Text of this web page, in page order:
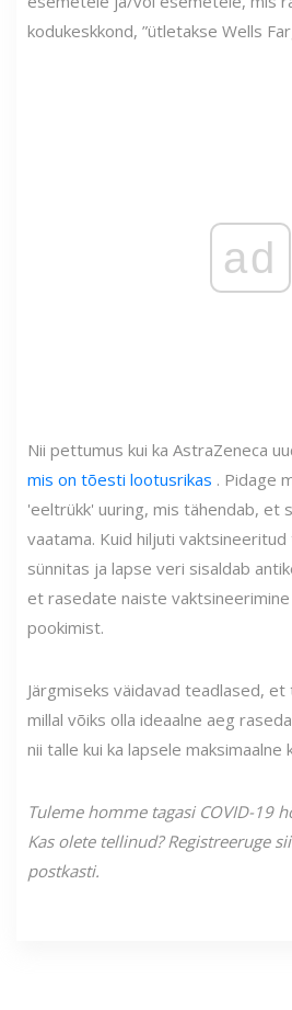
kodukeskkond, ”ütletakse Wells
ad
Nii pettumus kui ka AstraZeneca
mis on tõesti lootusrikas . Pidage
'eeltrükk' uuring, mis tähendab, et
vaatama. Kuid hiljuti
sünnitas ja lapse veri sisaldab
et rasedate naiste
pookimist.
Järgmiseks väidavad teadlased,
millal võiks olla ideaalne aeg
nii talle kui ka lapsele maksimaalne
Tuleme homme tagasi COVID-19
Kas olete tellinud? Registreeruge
postkasti.